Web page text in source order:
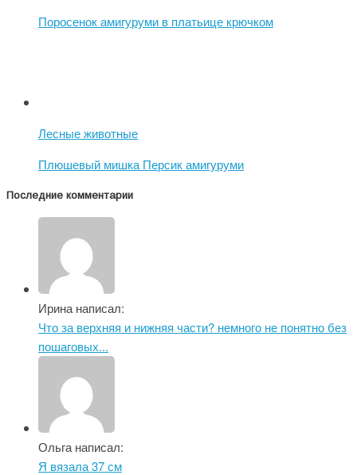
Поросенок амигуруми в платьице крючком
Лесные животные
Плюшевый мишка Персик амигуруми
Последние комментарии
Ирина написал:
Что за верхняя и нижняя части? немного не понятно без
пошаговых...
Ольга написал:
Я вязала 37 см